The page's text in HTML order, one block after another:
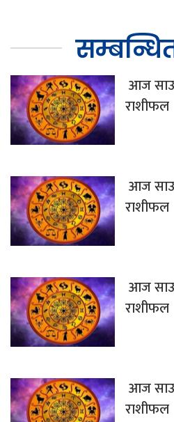
आज
राशीफल
आज
राशीफल
आज
राशीफल
आज
राशीफल